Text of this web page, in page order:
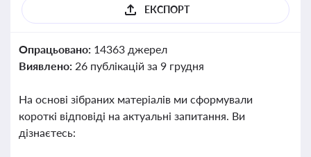
ЕКСПОРТ
Опрацьовано: 14363 джерел
Виявлено: 26 публікацій за 9 грудня
На основі зібраних матеріалів ми сформували
короткі відповіді на актуальні запитання. Ви
дізнаєтесь: